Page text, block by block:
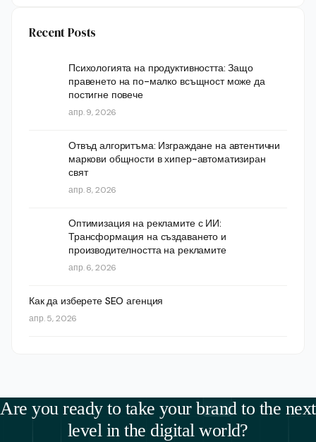
Recent Posts
Психологията на продуктивността: Защо
правенето на по-малко всъщност може да
постигне повече
апр. 9, 2026
Отвъд алгоритъма: Изграждане на автентични
маркови общности в хипер-автоматизиран
свят
апр. 8, 2026
Оптимизация на рекламите с ИИ:
Трансформация на създаването и
производителността на рекламите
апр. 6, 2026
Как да изберете SEO агенция
апр. 5, 2026
Are you ready to take your brand to the next
level in the digital world?